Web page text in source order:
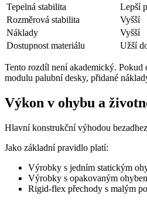
Tepelná stabilita
Lepší
Rozměrová stabilita
Vyšší
Náklady
Vyšší
Dostupnost materiálu
Užší
Tento rozdíl není akademický.
modulu palubní desky, přidané
Výkon v ohybu a
Hlavní konstrukční výhodou
Jako základní pravidlo platí:
Výrobky s jedním statickým
Výrobky s opakovaným
Rigid-flex přechody s malým